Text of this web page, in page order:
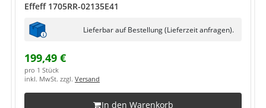
Effeff 1705RR-02135E41
Lieferbar auf Bestellung (Lieferzeit anfragen).
199,49 €
pro 1 Stück
inkl. MwSt. zzgl. Versand
In den Warenkorb